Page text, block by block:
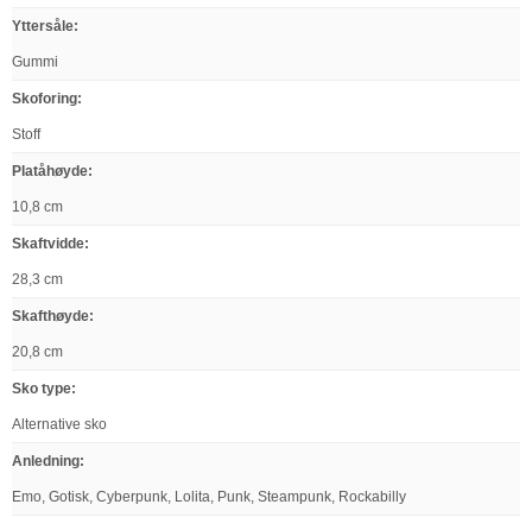
Yttersåle:
Gummi
Skoforing:
Stoff
Platåhøyde:
10,8 cm
Skaftvidde:
28,3 cm
Skafthøyde:
20,8 cm
Sko type:
Alternative sko
Anledning:
Emo, Gotisk, Cyberpunk, Lolita, Punk, Steampunk, Rockabilly